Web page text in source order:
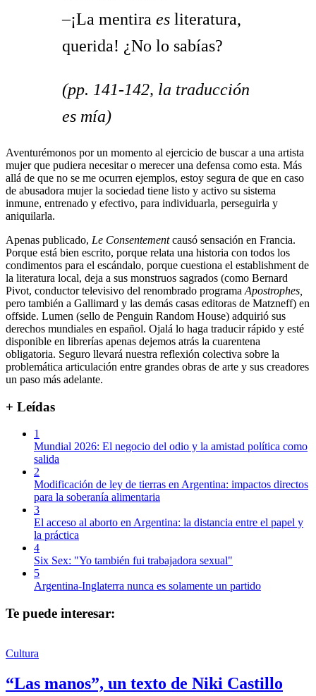
–¡La mentira es literatura,
querida! ¿No lo sabías?
(pp. 141-142, la traducción
es mía)
Aventurémonos por un momento al ejercicio de buscar a una artista
mujer que pudiera necesitar o merecer una defensa como esta. Más
allá de que no se me ocurren ejemplos, estoy segura de que en caso
de abusadora mujer la sociedad tiene listo y activo su sistema
inmune, entrenado y efectivo, para individuarla, perseguirla y
aniquilarla.
Apenas publicado, Le Consentementcausó sensación en Francia.
Porque está bien escrito, porque relata una historia con todos los
condimentos para el escándalo, porque cuestiona el establishment de
la literatura local, deja a sus monstruos sagrados (como Bernard
Pivot, conductor televisivo del renombrado programa Apostrophes,
pero también a Gallimard y las demás casas editoras de Matzneff) en
offside. Lumen (sello de Penguin Random House) adquirió sus
derechos mundiales en español. Ojalá lo haga traducir rápido y esté
disponible en librerías apenas dejemos atrás la cuarentena
obligatoria. Seguro llevará nuestra reflexión colectiva sobre la
problemática articulación entre grandes obras de arte y sus creadores
un paso más adelante.
+ Leídas
1
Mundial 2026: El negocio del odio y la amistad política como
salida
2
Modificación de ley de tierras en Argentina: impactos directos
para la soberanía alimentaria
3
El acceso al aborto en Argentina: la distancia entre el papel y
la práctica
4
Six Sex: "Yo también fui trabajadora sexual"
5
Argentina-Inglaterra nunca es solamente un partido
Te puede interesar:
Cultura
“Las manos”, un texto de Niki Castillo